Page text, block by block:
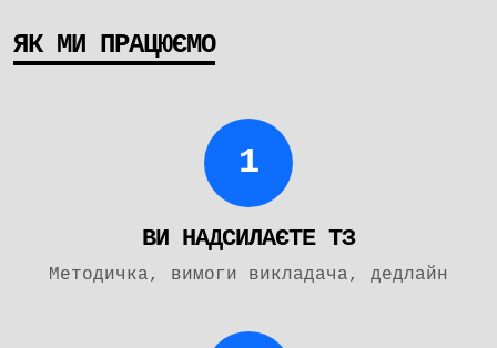
ЯК МИ ПРАЦЮЄМО
1
ВИ НАДСИЛАЄТЕ ТЗ
Методичка, вимоги викладача, дедлайн